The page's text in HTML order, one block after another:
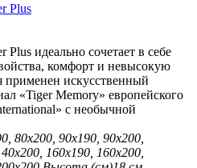
Plus
идеально сочетает в себе
комфорт и невысокую
применен искусственный
«Tiger Memory» европейского
с необычной
80х200, 90х190, 90х200,
160х190, 160х200,